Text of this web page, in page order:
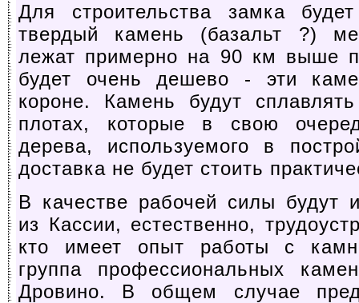
Для строительства замка
твердый камень (базальт ?)
лежат примерно на 90 км выше
будет очень дешево - эти
короне. Камень будут
плотах, которые в свою
дерева, используемого в
доставка не будет стоить
В качестве рабочей силы будут
из Кассии, естественно,
кто имеет опыт работы с
группа профессиональных
Дровино. В общем случае